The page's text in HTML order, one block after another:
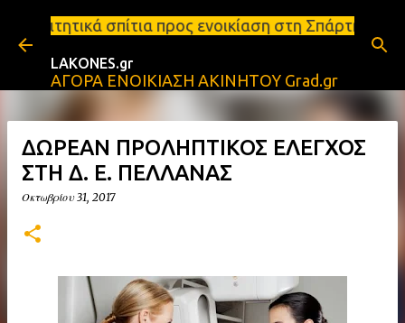
Μετάβαση στο κύριο περιεχόμενο
προς ενοικίαση στη Σπάρτη Ενοικιάσεις
LAKONES.gr
ΑΓΟΡΑ ΕΝΟΙΚΙΑΣΗ ΑΚΙΝΗΤΟΥ Grad.gr
ΔΩΡΕΑΝ ΠΡΟΛΗΠΤΙΚΟΣ ΕΛΕΓΧΟΣ
ΣΤΗ Δ. Ε. ΠΕΛΛΑΝΑΣ
Οκτωβρίου 31, 2017